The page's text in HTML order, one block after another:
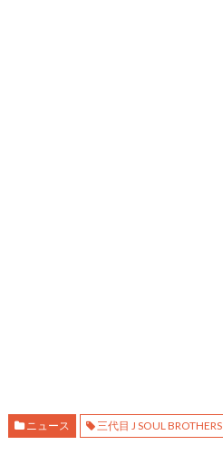
ニュース 三代目 J SOUL BROTHERS